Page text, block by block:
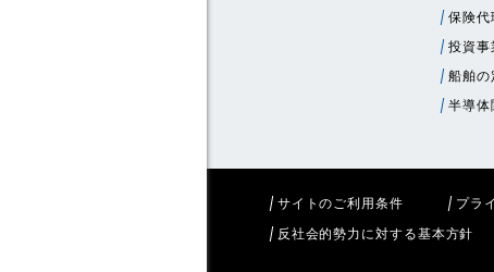
保険代
投資事
船舶の
半導体
サイトのご利用条件 プラ
反社会的勢力に対する基本方針